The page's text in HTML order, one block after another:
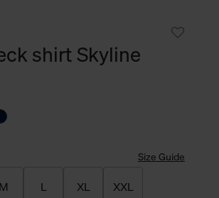
shirt Skyline
Size Guide
M L XL XXL